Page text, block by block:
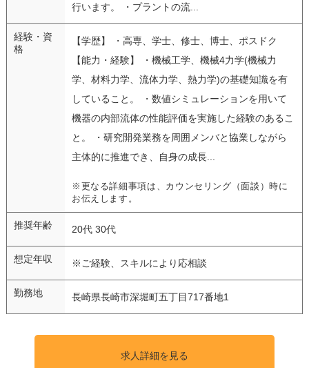
行います。 ・プラントの流...
経験・資
格
【学歴】 ・高専、学士、修士、博士、ポスドク
【能力・経験】 ・機械工学、機械4力学(機械力
学、材料力学、流体力学、熱力学)の基礎知識を有
していること。 ・数値シミュレーションを用いて
機器の内部流体の性能評価を実施した経験のあるこ
と。 ・研究開発業務を周囲メンバと協業しながら
主体的に推進でき、自身の成長...
※更なる詳細事項は、カウンセリング（面談）時に
お伝えします。
推奨年齢 20代 30代
想定年収 ※ご経験、スキルにより応相談
勤務地 長崎県長崎市深堀町五丁目717番地1
求人詳細を見る